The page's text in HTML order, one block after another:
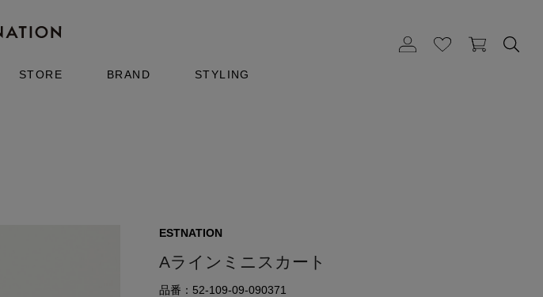
STORE BRAND STYLING
ESTNATION
Aラインミニスカート
品番：52-109-09-090371